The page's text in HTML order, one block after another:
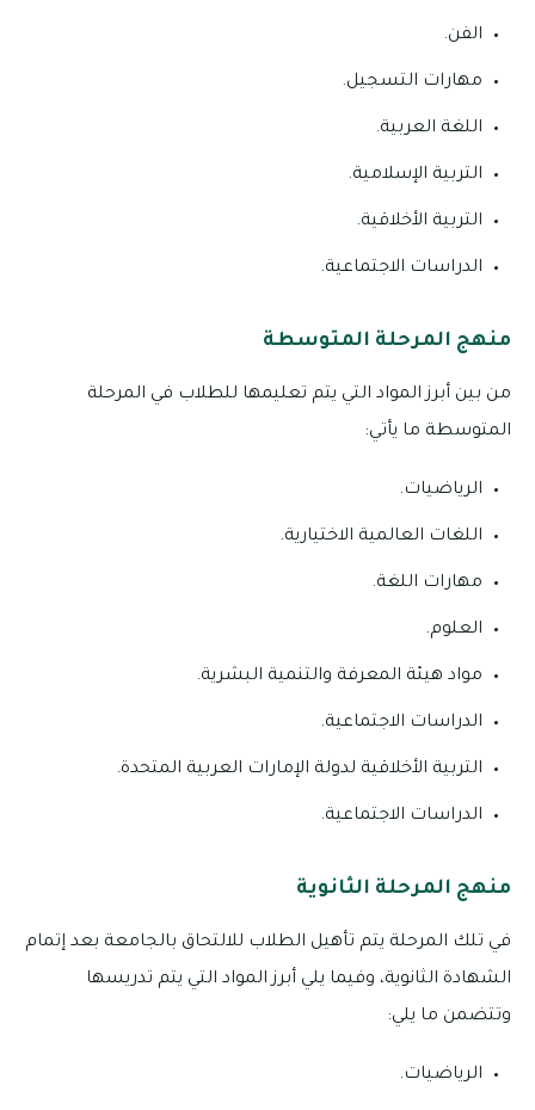
الفن.
مهارات التسجيل.
اللغة العربية.
التربية الإسلامية.
التربية الأخلاقية.
الدراسات الاجتماعية.
منهج المرحلة المتوسطة
من بين أبرز المواد التي يتم تعليمها للطلاب في المرحلة
المتوسطة ما يأتي:
الرياضيات.
اللغات العالمية الاختيارية.
مهارات اللغة.
العلوم.
مواد هيئة المعرفة والتنمية البشرية.
الدراسات الاجتماعية.
التربية الأخلاقية لدولة الإمارات العربية المتحدة.
الدراسات الاجتماعية.
منهج المرحلة الثانوية
في تلك المرحلة يتم تأهيل الطلاب للالتحاق بالجامعة بعد إتمام
الشهادة الثانوية، وفيما يلي أبرز المواد التي يتم تدريسها
وتتضمن ما يلي:
الرياضيات.